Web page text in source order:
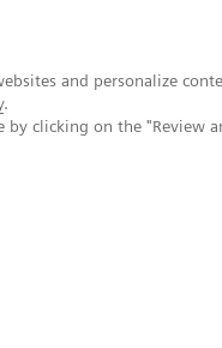
and personalize
.
by clicking on the "Review